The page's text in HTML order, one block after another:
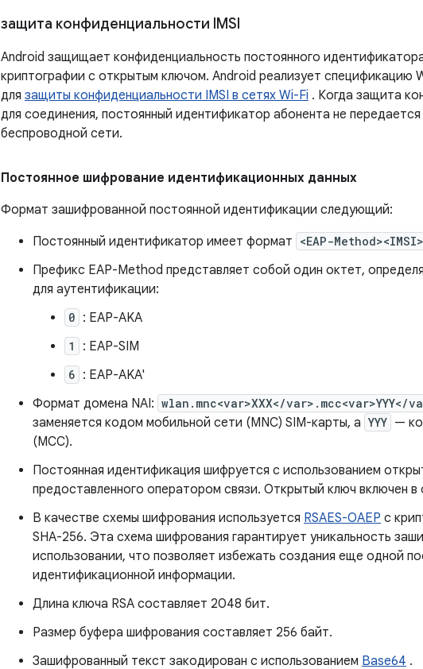
защита конфиденциальности IMSI
Android защищает конфиденциальность постоянного
криптографии с открытым ключом. Android реализует спецификацию
для защиты конфиденциальности IMSI в сетях Wi-Fi . Когда защита
для соединения, постоянный идентификатор абонента не
беспроводной сети.
Постоянное шифрование идентификационных данных
Формат зашифрованной постоянной идентификации следующий:
Постоянный идентификатор имеет формат <EAP-
Префикс EAP-Method представляет собой один октет,
для аутентификации:
0 : EAP-AKA
1 : EAP-SIM
6 : EAP-AKA'
Формат домена NAI: wlan.mnc<var>XXX</var>.mcc<var>YYY</
заменяется кодом мобильной сети (MNC) SIM-карты, а YYY —
(MCC).
Постоянная идентификация шифруется с использованием
предоставленного оператором связи. Открытый ключ включен в
В качестве схемы шифрования используется RSAES-OAEP с
SHA-256. Эта схема шифрования гарантирует уникальность
использовании, что позволяет избежать создания еще одной
идентификационной информации.
Длина ключа RSA составляет 2048 бит.
Размер буфера шифрования составляет 256 байт.
Зашифрованный текст закодирован с использованием Base64 .